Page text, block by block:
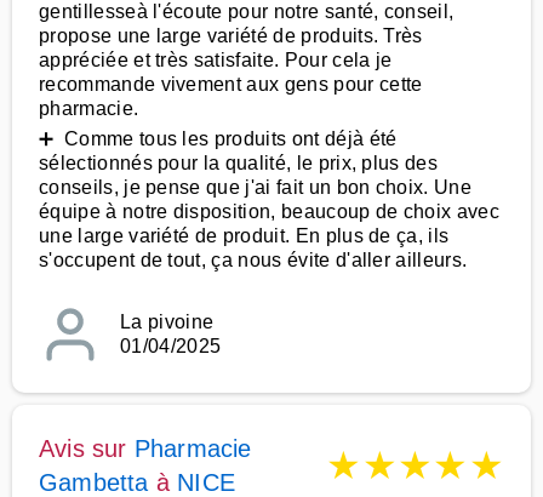
gentillesseà l'écoute pour notre santé, conseil,
propose une large variété de produits. Très
appréciée et très satisfaite. Pour cela je
recommande vivement aux gens pour cette
pharmacie.
➕ Comme tous les produits ont déjà été
sélectionnés pour la qualité, le prix, plus des
conseils, je pense que j'ai fait un bon choix. Une
équipe à notre disposition, beaucoup de choix avec
une large variété de produit. En plus de ça, ils
s'occupent de tout, ça nous évite d'aller ailleurs.
La pivoine
01/04/2025
Avis sur Pharmacie
Gambetta à NICE ★★★★★